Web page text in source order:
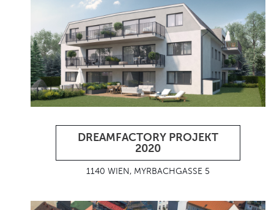
DREAMFACTORY PROJEKT
2020
1140 WIEN, MYRBACHGASSE 5